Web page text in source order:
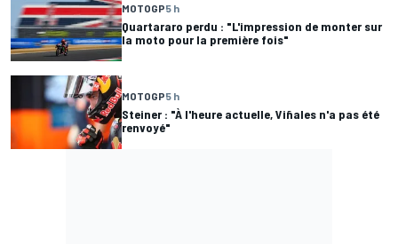
MOTOGP5 h
Quartararo perdu : "L'impression de monter sur
la moto pour la première fois"
MOTOGP5 h
Steiner : "À l'heure actuelle, Viñales n'a pas été
renvoyé"